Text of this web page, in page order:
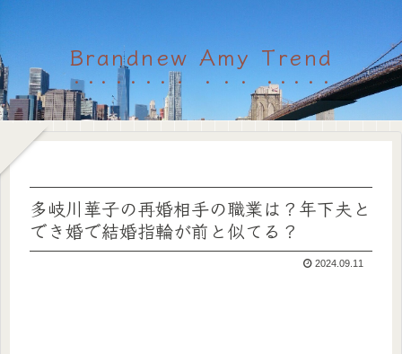
Brandnew Amy Trend
多岐川華子の再婚相手の職業は？年下夫と
でき婚で結婚指輪が前と似てる？
2024.09.11